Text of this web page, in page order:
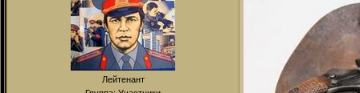
Лейтенант